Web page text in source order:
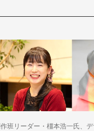
班リーダー・橿本浩一氏、